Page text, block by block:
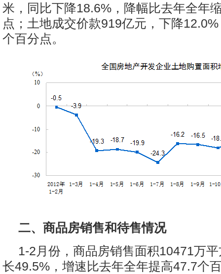
米，同比下降18.6%，降幅比去年全年
点；土地成交价款919亿元，下降
个百分点。
二、商品房销售和待售情况
1-2月份，商品房销售面积10471万
长49.5%，增速比去年全年提高47.7个